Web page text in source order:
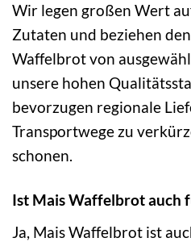
Wir legen großen Wert
Zutaten und beziehen
Waffelbrot von
unsere hohen
bevorzugen regionale
Transportwege zu
schonen.
Ist Mais Waffelbrot auch
Ja, Mais Waffelbrot ist